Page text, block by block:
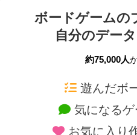
ボードゲームの
自分のデー
約75,000人
遊んだボ
気になる
お気に入り
ボードゲームを検索する